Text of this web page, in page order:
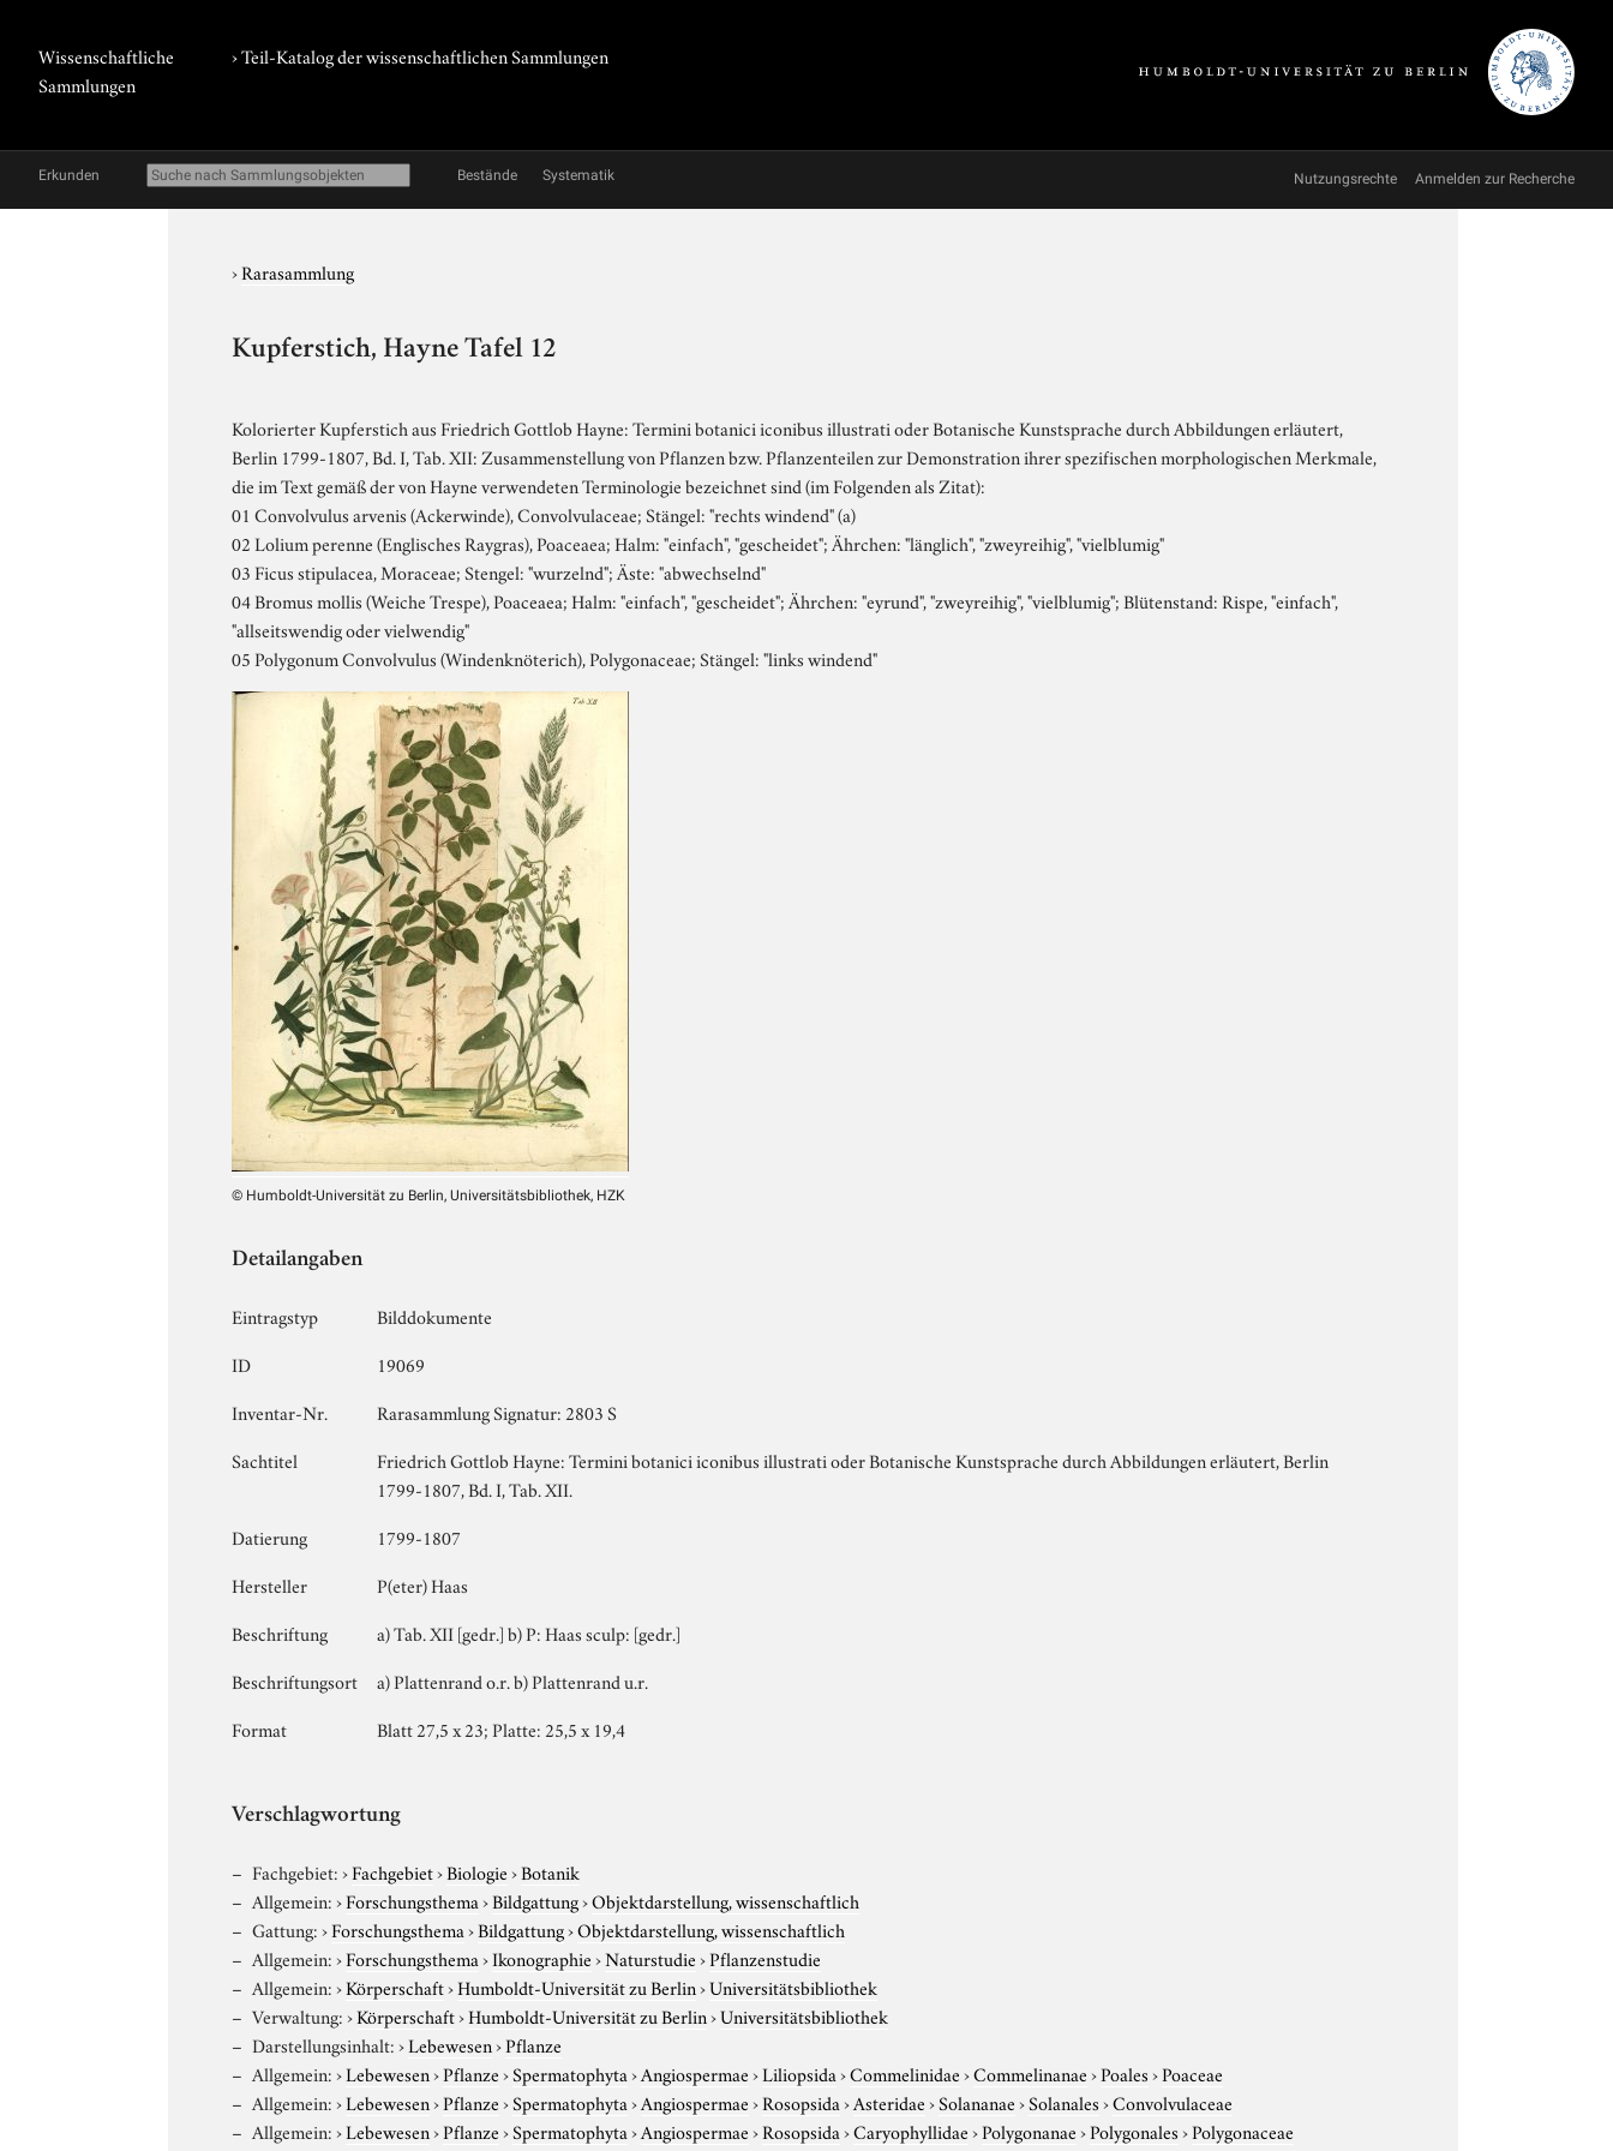
Wissenschaftliche
Sammlungen
› Teil-Katalog der wissenschaftlichen Sammlungen
Erkunden Bestände Systematik Nutzungsrechte Anmelden zur Recherche
›Rarasammlung
Kupferstich, Hayne Tafel 12
Kolorierter Kupferstich aus Friedrich Gottlob Hayne: Termini botanici iconibus illustrati oder Botanische Kunstsprache durch Abbildungen erläutert,
Berlin 1799-1807, Bd. I, Tab. XII: Zusammenstellung von Pflanzen bzw. Pflanzenteilen zur Demonstration ihrer spezifischen morphologischen Merkmale,
die im Text gemäß der von Hayne verwendeten Terminologie bezeichnet sind (im Folgenden als Zitat):
01 Convolvulus arvenis (Ackerwinde), Convolvulaceae; Stängel: "rechts windend" (a)
02 Lolium perenne (Englisches Raygras), Poaceaea; Halm: "einfach", "gescheidet"; Ährchen: "länglich", "zweyreihig", "vielblumig"
03 Ficus stipulacea, Moraceae; Stengel: "wurzelnd"; Äste: "abwechselnd"
04 Bromus mollis (Weiche Trespe), Poaceaea; Halm: "einfach", "gescheidet"; Ährchen: "eyrund", "zweyreihig", "vielblumig"; Blütenstand: Rispe, "einfach",
"allseitswendig oder vielwendig"
05 Polygonum Convolvulus (Windenknöterich), Polygonaceae; Stängel: "links windend"
© Humboldt-Universität zu Berlin, Universitätsbibliothek, HZK
Detailangaben
Eintragstyp
Bilddokumente
ID
19069
Inventar-Nr.
Rarasammlung Signatur: 2803 S
Sachtitel
Friedrich Gottlob Hayne: Termini botanici iconibus illustrati oder Botanische Kunstsprache durch Abbildungen erläutert, Berlin
1799-1807, Bd. I, Tab. XII.
Datierung
1799-1807
Hersteller
P(eter) Haas
Beschriftung
a) Tab. XII [gedr.] b) P: Haas sculp: [gedr.]
Beschriftungsort
a) Plattenrand o.r. b) Plattenrand u.r.
Format
Blatt 27,5 x 23; Platte: 25,5 x 19,4
Verschlagwortung
Fachgebiet:›Fachgebiet›Biologie›Botanik
Allgemein:›Forschungsthema›Bildgattung›Objektdarstellung, wissenschaftlich
Gattung:›Forschungsthema›Bildgattung›Objektdarstellung, wissenschaftlich
Allgemein:›Forschungsthema›Ikonographie›Naturstudie›Pflanzenstudie
Allgemein:›Körperschaft›Humboldt-Universität zu Berlin›Universitätsbibliothek
Verwaltung:›Körperschaft›Humboldt-Universität zu Berlin›Universitätsbibliothek
Darstellungsinhalt:›Lebewesen›Pflanze
Allgemein:›Lebewesen›Pflanze›Spermatophyta›Angiospermae›Liliopsida›Commelinidae›Commelinanae›Poales›Poaceae
Allgemein:›Lebewesen›Pflanze›Spermatophyta›Angiospermae›Rosopsida›Asteridae›Solananae›Solanales›Convolvulaceae
Allgemein:›Lebewesen›Pflanze›Spermatophyta›Angiospermae›Rosopsida›Caryophyllidae›Polygonanae›Polygonales›Polygonaceae